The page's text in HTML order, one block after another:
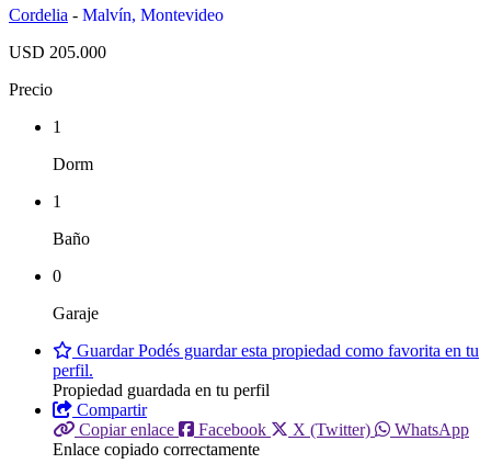
Cordelia - Malvín, Montevideo
USD 205.000
Precio
1
Dorm
1
Baño
0
Garaje
GuardarPodés guardar esta propiedad como favorita en tu
perfil.
Propiedad guardada en tu perfil
Compartir
Copiar enlace
Facebook X (Twitter)
WhatsApp
Enlace copiado correctamente